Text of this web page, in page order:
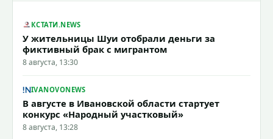
КСТАТИ.NEWS
У жительницы Шуи отобрали деньги за
фиктивный брак с мигрантом
8 августа, 13:30
IVANOVONEWS
В августе в Ивановской области стартует
конкурс «Народный участковый»
8 августа, 13:28